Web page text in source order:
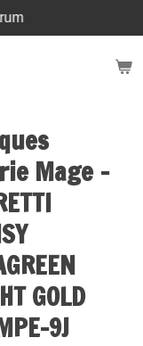
Mage -
GOLD
9J